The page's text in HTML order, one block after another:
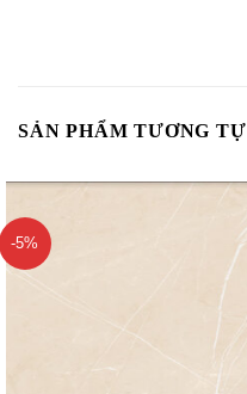
SẢN PHẨM TƯƠNG TỰ
-5%